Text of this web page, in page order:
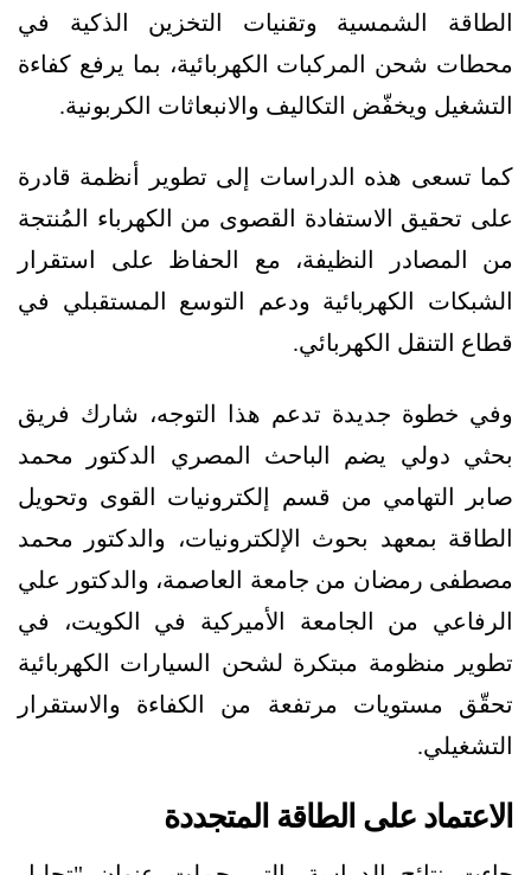
الطاقة الشمسية وتقنيات التخزين الذكية في
محطات شحن المركبات الكهربائية، بما يرفع كفاءة
التشغيل ويخفّض التكاليف والانبعاثات الكربونية.
كما تسعى هذه الدراسات إلى تطوير أنظمة قادرة
على تحقيق الاستفادة القصوى من الكهرباء المُنتجة
من المصادر النظيفة، مع الحفاظ على استقرار
الشبكات الكهربائية ودعم التوسع المستقبلي في
قطاع التنقل الكهربائي.
وفي خطوة جديدة تدعم هذا التوجه، شارك فريق
بحثي دولي يضم الباحث المصري الدكتور محمد
صابر التهامي من قسم إلكترونيات القوى وتحويل
الطاقة بمعهد بحوث الإلكترونيات، والدكتور محمد
مصطفى رمضان من جامعة العاصمة، والدكتور علي
الرفاعي من الجامعة الأميركية في الكويت، في
تطوير منظومة مبتكرة لشحن السيارات الكهربائية
تحقّق مستويات مرتفعة من الكفاءة والاستقرار
التشغيلي.
الاعتماد على الطاقة المتجددة